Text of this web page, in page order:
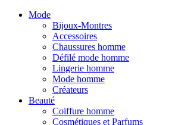
Mode
Bijoux-Montres
Accessoires
Chaussures homme
Défilé mode homme
Lingerie homme
Mode homme
Créateurs
Beauté
Coiffure homme
Cosmétiques et Parfums